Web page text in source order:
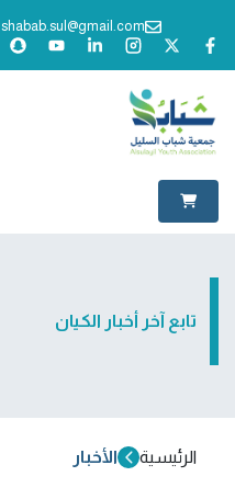
shabab.sul@gmail.com
تابع آخر أخبار الكيان
الرئيسية الأخبار